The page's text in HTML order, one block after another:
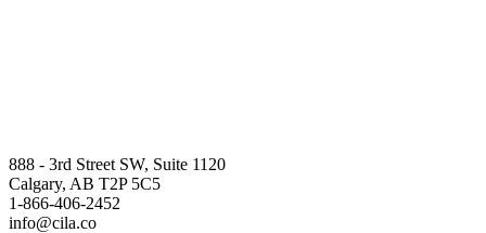
888 - 3rd Street SW, Suite 1120
Calgary, AB T2P 5C5
1-866-406-2452
info@cila.co